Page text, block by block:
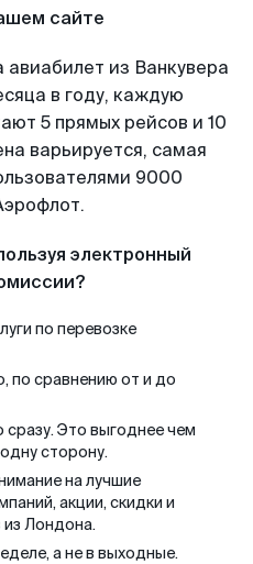
сайте
авиабилет из Ванкувера
в году, каждую
5 прямых рейсов и 10
варьируется, самая
9000
электронный
по перевозке
по сравнению от и до
сразу. Это выгоднее чем
сторону.
на лучшие
акции, скидки и
Лондона.
а не в выходные.